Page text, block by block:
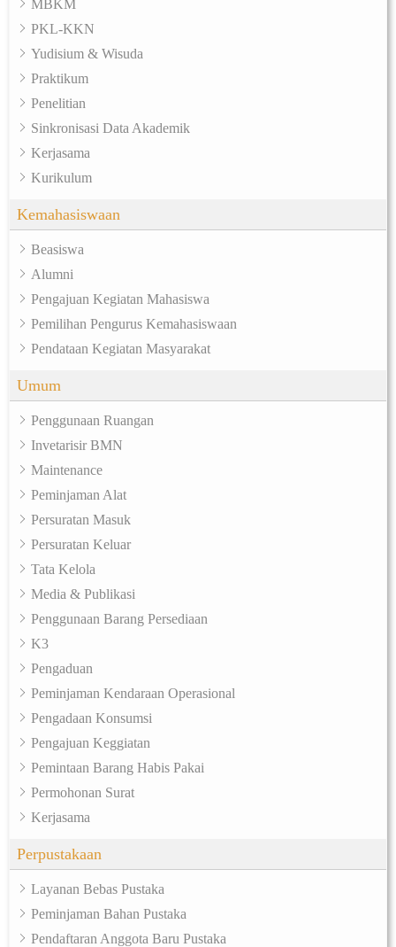
MBKM
PKL-KKN
Yudisium & Wisuda
Praktikum
Penelitian
Sinkronisasi Data Akademik
Kerjasama
Kurikulum
Kemahasiswaan
Beasiswa
Alumni
Pengajuan Kegiatan Mahasiswa
Pemilihan Pengurus Kemahasiswaan
Pendataan Kegiatan Masyarakat
Umum
Penggunaan Ruangan
Invetarisir BMN
Maintenance
Peminjaman Alat
Persuratan Masuk
Persuratan Keluar
Tata Kelola
Media & Publikasi
Penggunaan Barang Persediaan
K3
Pengaduan
Peminjaman Kendaraan Operasional
Pengadaan Konsumsi
Pengajuan Keggiatan
Pemintaan Barang Habis Pakai
Permohonan Surat
Kerjasama
Perpustakaan
Layanan Bebas Pustaka
Peminjaman Bahan Pustaka
Pendaftaran Anggota Baru Pustaka